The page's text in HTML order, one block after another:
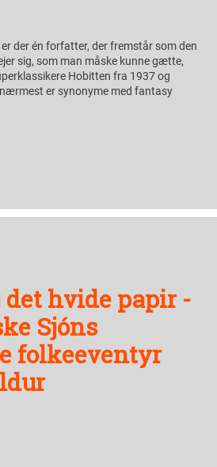
der én forfatter, der fremstår som den
sig, som man måske kunne gætte,
Hobitten fra 1937 og
er synonyme med fantasy
det hvide papir -
Sjóns
folkeeventyr